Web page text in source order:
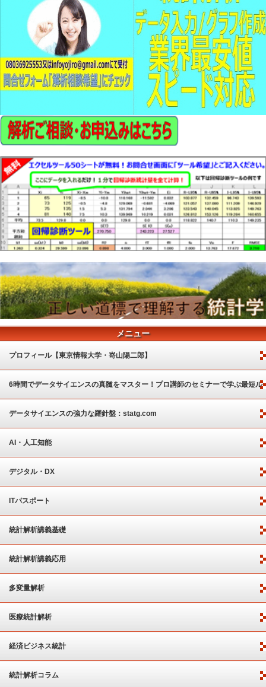
メニュー
プロフィール【東京情報大学・嵜山陽二郎】
6時間でデータサイエンスの真髄をマスター！プロ講師のセミナーで学ぶ最短ル
ート
データサイエンスの強力な羅針盤：statg.com
AI・人工知能
デジタル・DX
ITパスポート
統計解析講義基礎
統計解析講義応用
多変量解析
医療統計解析
経済ビジネス統計
統計解析コラム